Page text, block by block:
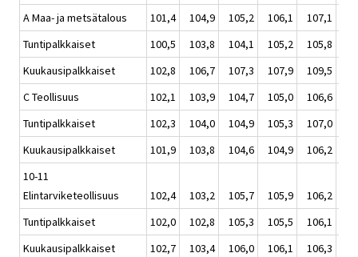
A Maa- ja metsätalous
101,4 104,9 105,2 106,1 107,1
Tuntipalkkaiset
100,5 103,8 104,1 105,2 105,8
Kuukausipalkkaiset
102,8 106,7 107,3 107,9 109,5
C Teollisuus
102,1 103,9 104,7 105,0 106,6
Tuntipalkkaiset
102,3 104,0 104,9 105,3 107,0
Kuukausipalkkaiset
101,9 103,8 104,6 104,9 106,2
10-11
Elintarviketeollisuus
102,4 103,2 105,7 105,9 106,2
Tuntipalkkaiset
102,0 102,8 105,3 105,5 106,1
Kuukausipalkkaiset
102,7 103,4 106,0 106,1 106,3